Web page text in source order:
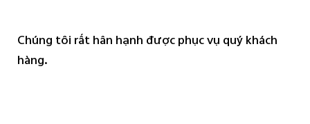
Chúng tôi rất hân hạnh được phục vụ quý khách
hàng.